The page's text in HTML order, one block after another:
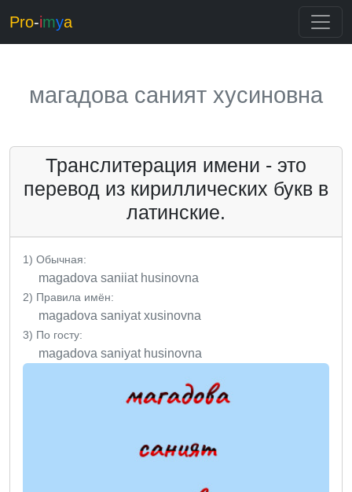
Pro-imya
магадова саният хусиновна
Транслитерация имени - это
перевод из кириллических букв в
латинские.
1) Обычная:
magadova saniiat husinovna
2) Правила имён:
magadova saniyat хusinovna
3) По госту:
magadova saniyat husinovna